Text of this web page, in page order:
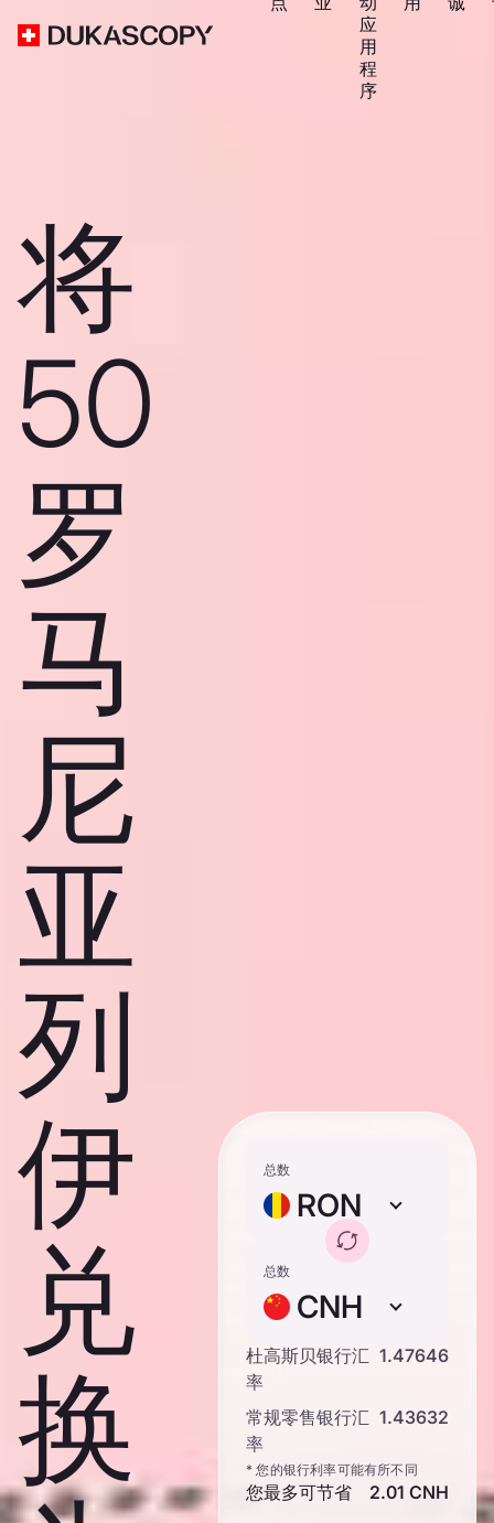
应
用
程
序
将
50
罗
马
尼
亚
列
伊
兑
换
总数
RON
总数
CNH
杜高斯贝银行汇
率
1.47646
常规零售银行汇
率
1.43632
* 您的银行利率可能有所不同
您最多可节省 2.01 CNH